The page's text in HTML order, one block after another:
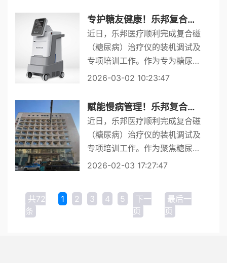
尤为突出，既传承了传统中医精
髓，又实现了现代化升级，为医
疗...
专护糖友健康！乐邦复合磁治疗仪装机培训圆满完成！
近日，乐邦医疗顺利完成复合磁
（糖尿病）治疗仪的装机调试及
专项培训工作。作为专为糖尿病
诊疗打造的专业辅助设备，其在
不可替代性，为医疗机构慢病管
理注入新动能。此次入驻的复合
磁...
2026-03-02 10:23:47
赋能慢病管理！乐邦复合磁治疗仪装机完成！
近日，乐邦医疗顺利完成复合磁
（糖尿病）治疗仪的装机调试及
专项培训工作。作为聚焦糖尿病
慢病管理的专业辅助设备，其成
（糖尿病）治疗仪，是适配糖尿
2026-02-03 17:27:47
共72
条
1 2 3 4 5
下一
页
最后一
页